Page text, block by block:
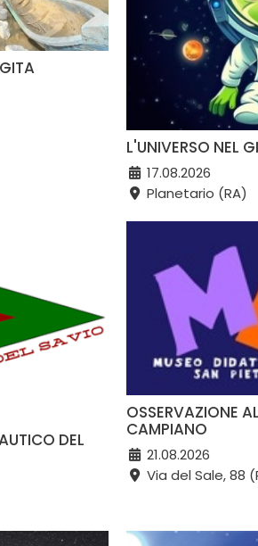
L'UNIVERSO NEL
17.08.2026
Planetario (RA)
DEL
OSSERVAZIONE
CAMPIANO
21.08.2026
Via del Sale, 88